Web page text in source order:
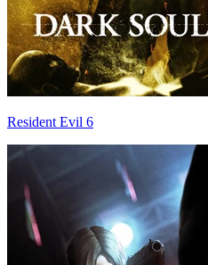
Resident Evil 6